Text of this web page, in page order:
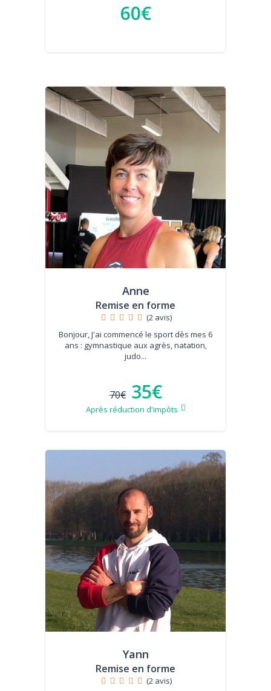
60€
Anne
Remise en forme
(2 avis)
Bonjour, J'ai commencé le sport dès mes 6
ans : gymnastique aux agrès, natation,
judo...
70€ 35€
Après réduction d'impôts
Yann
Remise en forme
(2 avis)